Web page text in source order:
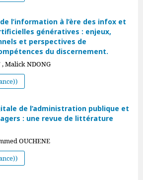
l’information à l’ère des infox et
génératives : enjeux,
et perspectives de
du discernement.
Malick NDONG
de l’administration publique et
: une revue de littérature
OUCHENE